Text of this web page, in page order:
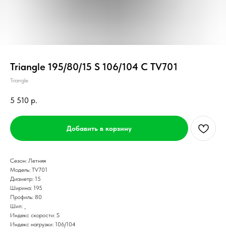
Triangle 195/80/15 S 106/104 C TV701
Triangle
5 510 р.
Добавить в корзину
Сезон: Летняя
Модель: TV701
Диаметр: 15
Ширина: 195
Профиль: 80
Шип: _
Индекс скорости: S
Индекс нагрузки: 106/104